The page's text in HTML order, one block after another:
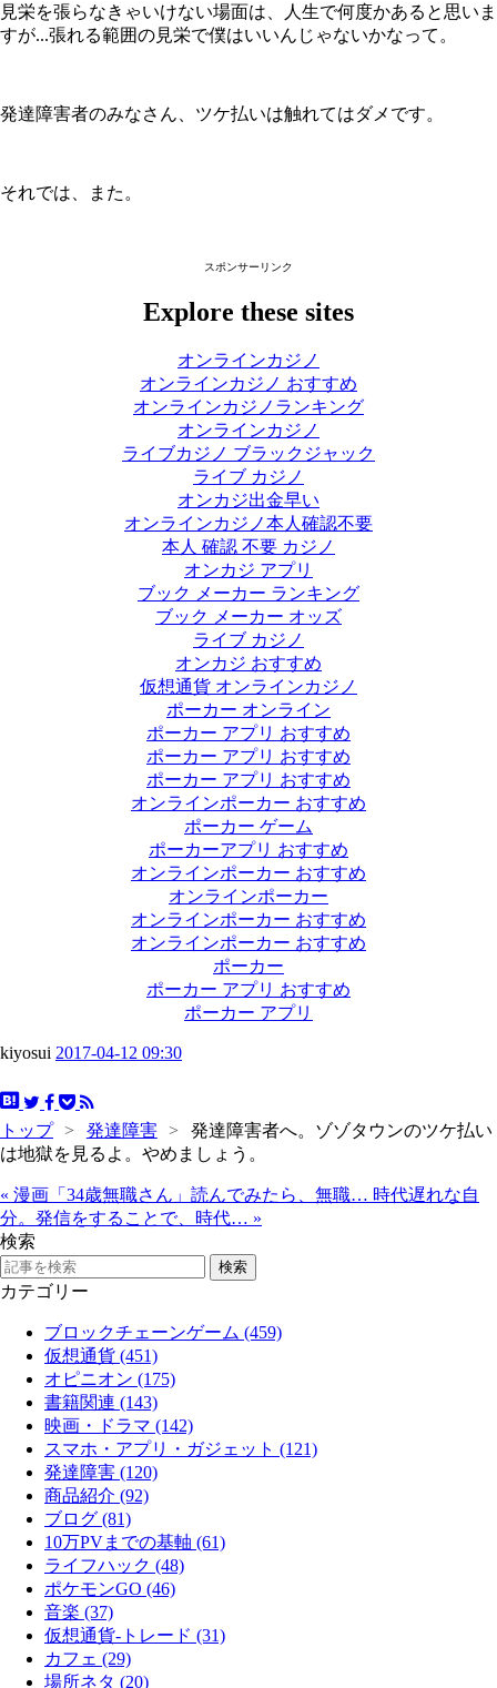
見栄を張らなきゃいけない場面は、人生で何度かあると思いま
すが...張れる範囲の見栄で僕はいいんじゃないかなって。
発達障害者のみなさん、ツケ払いは触れてはダメです。
それでは、また。
スポンサーリンク
Explore these sites
オンラインカジノ
オンラインカジノ おすすめ
オンラインカジノランキング
オンラインカジノ
ライブカジノ ブラックジャック
ライブ カジノ
オンカジ出金早い
オンラインカジノ本人確認不要
本人 確認 不要 カジノ
オンカジ アプリ
ブック メーカー ランキング
ブック メーカー オッズ
ライブ カジノ
オンカジ おすすめ
仮想通貨 オンラインカジノ
ポーカー オンライン
ポーカー アプリ おすすめ
ポーカー アプリ おすすめ
ポーカー アプリ おすすめ
オンラインポーカー おすすめ
ポーカー ゲーム
ポーカーアプリ おすすめ
オンラインポーカー おすすめ
オンラインポーカー
オンラインポーカー おすすめ
オンラインポーカー おすすめ
ポーカー
ポーカー アプリ おすすめ
ポーカー アプリ
kiyosui 2017-04-12 09:30
トップ > 発達障害 >
発達障害者へ。ゾゾタウンのツケ払い
は地獄を見るよ。やめましょう。
« 漫画「34歳無職さん」読んでみたら、無職… 時代遅れな自
分。発信をすることで、時代… »
検索
カテゴリー
ブロックチェーンゲーム (459)
仮想通貨 (451)
オピニオン (175)
書籍関連 (143)
映画・ドラマ (142)
スマホ・アプリ・ガジェット (121)
発達障害 (120)
商品紹介 (92)
ブログ (81)
10万PVまでの基軸 (61)
ライフハック (48)
ポケモンGO (46)
音楽 (37)
仮想通貨-トレード (31)
カフェ (29)
場所ネタ (20)